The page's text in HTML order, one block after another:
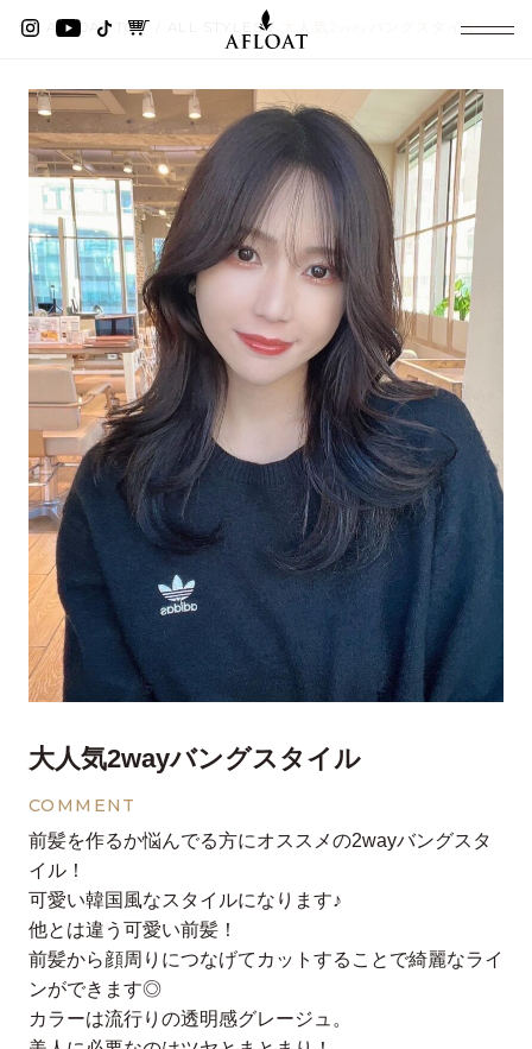
AFLOAT TOP ALL STYLES 大人気2wayバングスタイル
大人気2wayバングスタイル
COMMENT
前髪を作るか悩んでる方にオススメの2wayバングスタ
イル！
可愛い韓国風なスタイルになります♪
他とは違う可愛い前髪！
前髪から顔周りにつなげてカットすることで綺麗なライ
ンができます◎
カラーは流行りの透明感グレージュ。